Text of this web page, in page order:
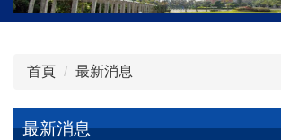
首頁 最新消息
最新消息